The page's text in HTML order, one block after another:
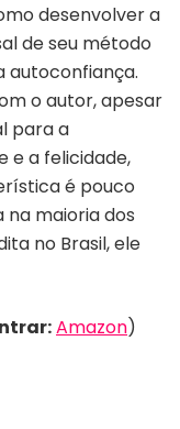
desenvolver a
de seu método
autoconfiança.
o autor, apesar
para a
e a felicidade,
é pouco
na maioria dos
no Brasil, ele
Amazon)